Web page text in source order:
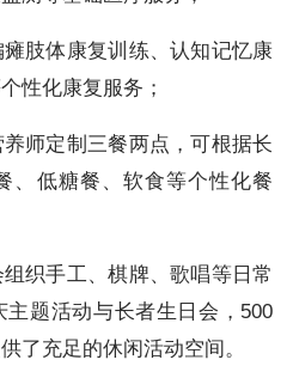
肢体康复训练、认知记忆康
性化康复服务；
师定制三餐两点，可根据长
、低糖餐、软食等个性化餐
织手工、棋牌、歌唱等日常
题活动与长者生日会，500
了充足的休闲活动空间。